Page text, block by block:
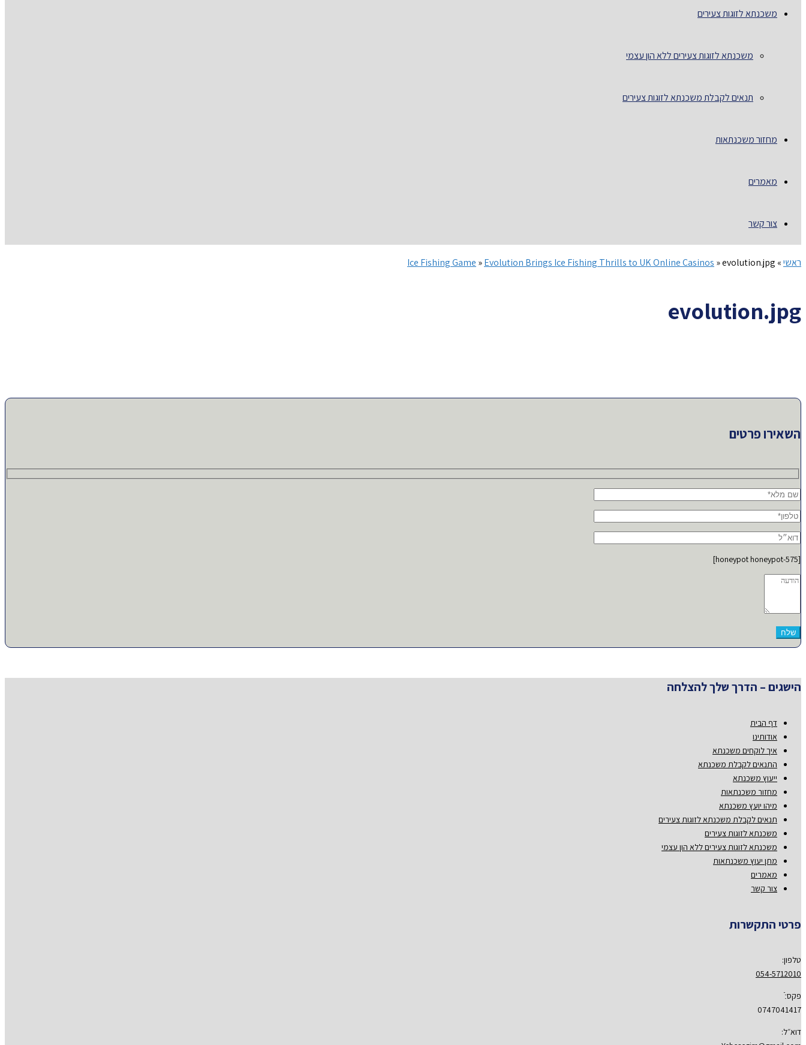
משכנתא לזוגות צעירים
משכנתא לזוגות צעירים ללא הון עצמי
תנאים לקבלת משכנתא לזוגות צעירים
מחזור משכנתאות
מאמרים
צור קשר
ראשי»
Ice Fishing Game »Evolution Brings Ice Fishing Thrills to UK Online Casinos »evolution.jpg
evolution.jpg
השאירו פרטים
[honeypot honeypot-575]
הישגים – הדרך שלך להצלחה
דף הבית
אודותינו
איך לוקחים משכנתא
התנאים לקבלת משכנתא
ייעוץ משכנתא
מחזור משכנתאות
מיהו יועץ משכנתא
תנאים לקבלת משכנתא לזוגות צעירים
משכנתא לזוגות צעירים
משכנתא לזוגות צעירים ללא הון עצמי
מתן יעוץ משכנתאות
מאמרים
צור קשר
פרטי התקשרות
טלפון:
054-5712010
פקס:ֿ
0747041417
דוא״ל: